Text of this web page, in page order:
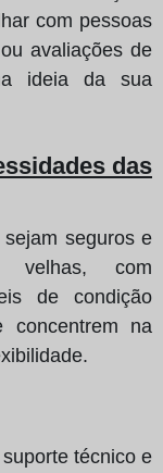
com pessoas
avaliações de
ideia da sua
das
seguros e
velhas, com
de condição
concentrem na
técnico e